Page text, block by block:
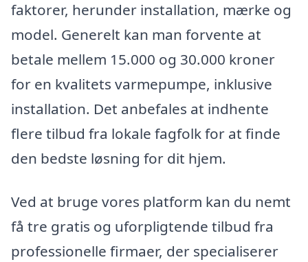
faktorer, herunder installation, mærke og
model. Generelt kan man forvente at
betale mellem 15.000 og 30.000 kroner
for en kvalitets varmepumpe, inklusive
installation. Det anbefales at indhente
flere tilbud fra lokale fagfolk for at finde
den bedste løsning for dit hjem.
Ved at bruge vores platform kan du nemt
få tre gratis og uforpligtende tilbud fra
professionelle firmaer, der specialiserer